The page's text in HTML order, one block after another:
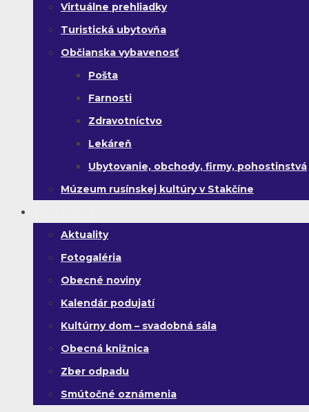
Virtuálne prehliadky
Turistická ubytovňa
Občianska vybavenosť
Pošta
Farnosti
Zdravotníctvo
Lekáreň
Ubytovanie, obchody, firmy, pohostinstvá
Múzeum rusínskej kultúry v Stakčíne
Aktuality
Fotogaléria
Obecné noviny
Kalendár podujatí
Kultúrny dom – svadobná sála
Obecná knižnica
Zber odpadu
Smútočné oznámenia